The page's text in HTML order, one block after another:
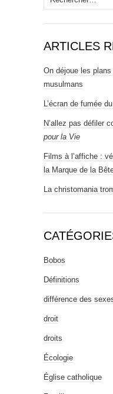
ARTICLES
On déjoue les
musulmans
L’écran de fumée
N’allez pas défiler
pour la Vie
Films à l’affiche :
la Marque de la
La christomania
Bobos
Définitions
différence des
droit
droits
Écologie
Église catholique